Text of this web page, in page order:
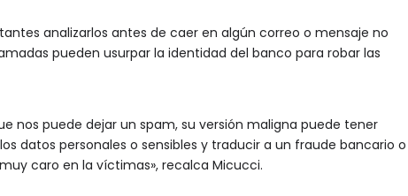
analizarlos antes de caer en algún correo o mensaje no
pueden usurpar la identidad del banco para robar las
nos puede dejar un spam, su versión maligna puede tener
datos personales o sensibles y traducir a un fraude bancario o
caro en la víctimas», recalca Micucci.